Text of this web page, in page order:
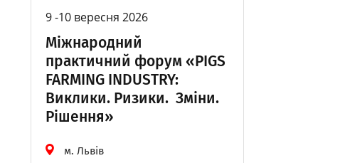
9 -10 вересня 2026
Міжнародний
практичний форум «PIGS
FARMING INDUSTRY:
Виклики. Ризики. Зміни.
Рішення»
м. Львів